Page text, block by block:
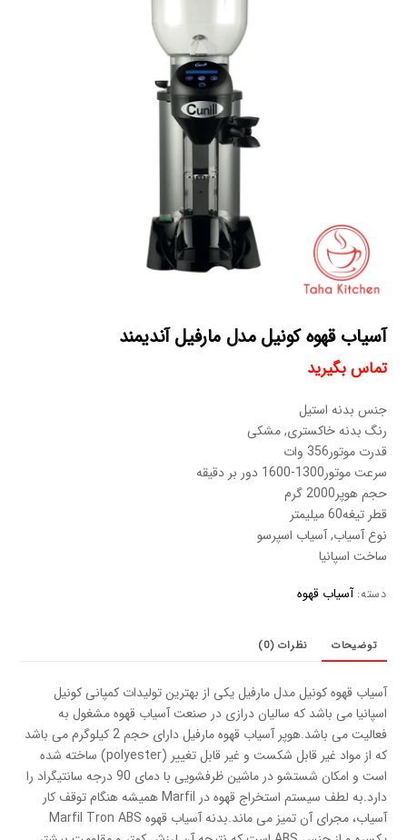
آسیاب قهوه کونیل مدل مارفیل آندیمند
تماس بگیرید
جنس بدنه استیل
رنگ بدنه خاکستری, مشکی
قدرت موتور356 وات
سرعت موتور1300-1600 دور بر دقیقه
حجم هوپر2000 گرم
قطر تیغه60 میلیمتر
نوع آسیاب, آسیاب اسپرسو
ساخت اسپانیا
دسته:آسیاب قهوه
توضیحات نظرات (0)
آسیاب قهوه کونیل مدل مارفیل یکی از بهترین تولیدات کمپانی کونیل
اسپانیا می باشد که سالیان درازی در صنعت آسیاب قهوه مشغول به
فعالیت می باشد.هوپر آسیاب قهوه مارفیل دارای حجم 2 کیلوگرم می باشد
که از مواد غیر قابل شکست و غیر قابل تغییر (polyester) ساخته شده
است و امکان شستشو در ماشین ظرفشویی با دمای 90 درجه سانتیگراد را
دارد.به لطف سیستم استخراج قهوه در Marfil همیشه هنگام توقف کار
آسیاب، مجرای آن تمیز می ماند.بدنه آسیاب قهوه Marfil Tron ABS